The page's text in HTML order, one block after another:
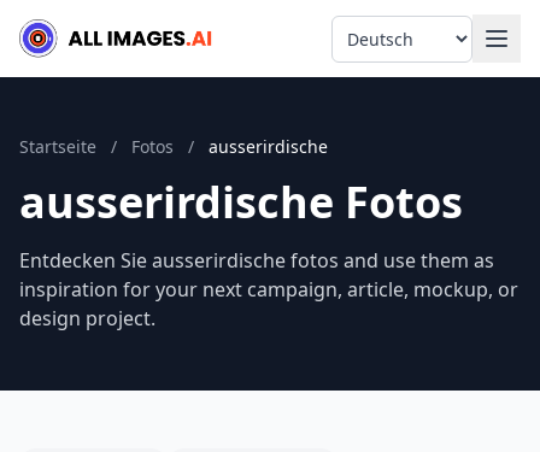
Language
Startseite / Fotos / ausserirdische
ausserirdische Fotos
Entdecken Sie ausserirdische fotos and use them as
inspiration for your next campaign, article, mockup, or
design project.